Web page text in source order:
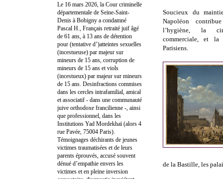
Soucieux du
Napoléon
l’hygiène, la
commerciale, et
Parisiens.
de la Bastille, les
Le 16 mars 2026, la Cour criminelle
départementale de Seine-Saint-
Denis à Bobigny a condamné
Pascal H., Français retraité juif âgé
de 61 ans, à 13 ans de détention
pour (tentative d’)atteintes sexuelles
(incestueuse) par majeur sur
mineurs de 15 ans, corruption de
mineurs de 15 ans et viols
(incestueux) par majeur sur mineurs
de 15 ans. Desinfractions commises
dans les cercles intrafamilial, amical
et associatif - dans une communauté
juive orthodoxe francilienne -, ainsi
que professionnel, dans les
Institutions Yad Mordekhaï (alors 4
rue Pavée, 75004 Paris).
Témoignages déchirants de jeunes
victimes traumatisées et de leurs
parents éprouvés, accusé souvent
dénué d’empathie envers les
victimes et en pleine inversion